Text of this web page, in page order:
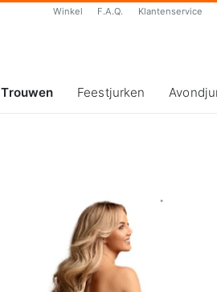
Winkel F.A.Q. Klantenservice
Trouwen Feestjurken